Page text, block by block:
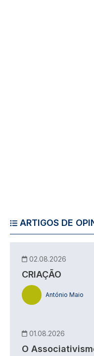
ARTIGOS DE
02.08.2026
CRIAÇÃO
António Maio
01.08.2026
O